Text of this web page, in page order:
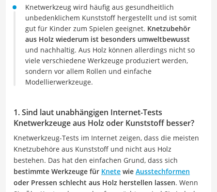
Knetwerkzeug wird häufig aus gesundheitlich
unbedenklichem Kunststoff hergestellt und ist somit
gut für Kinder zum Spielen geeignet. Knetzubehör
aus Holz wiederum ist besonders umweltbewusst
und nachhaltig. Aus Holz können allerdings nicht so
viele verschiedene Werkzeuge produziert werden,
sondern vor allem Rollen und einfache
Modellierwerkzeuge.
1. Sind laut unabhängigen Internet-Tests
Knetwerkzeuge aus Holz oder Kunststoff besser?
Knetwerkzeug-Tests im Internet zeigen, dass die meisten
Knetzubehöre aus Kunststoff und nicht aus Holz
bestehen. Das hat den einfachen Grund, dass sich
bestimmte Werkzeuge für Knete wie Ausstechformen
oder Pressen schlecht aus Holz herstellen lassen. Wenn